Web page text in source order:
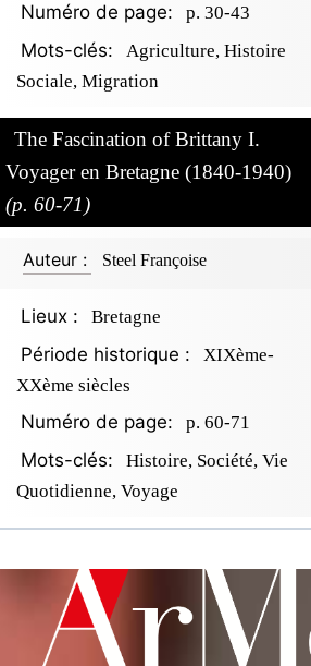
Numéro de page: p. 30-43
Mots-clés:
Agriculture, Histoire
Sociale, Migration
The Fascination of Brittany I.
Voyager en Bretagne (1840-1940)
(p. 60-71)
Auteur : Steel Françoise
Lieux : Bretagne
Période historique :
XIXème-
XXème siècles
Numéro de page: p. 60-71
Mots-clés:
Histoire, Société, Vie
Quotidienne, Voyage